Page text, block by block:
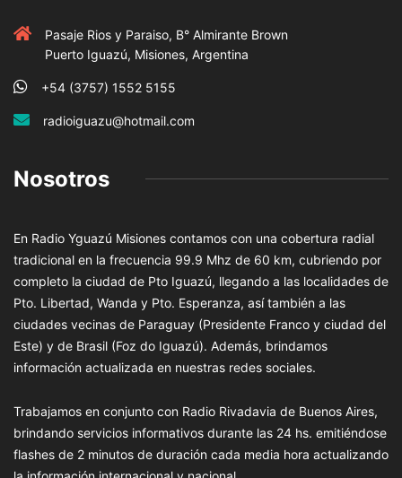
Pasaje Rios y Paraiso, B° Almirante Brown
Puerto Iguazú, Misiones, Argentina
+54 (3757) 1552 5155
radioiguazu@hotmail.com
Nosotros
En Radio Yguazú Misiones contamos con una cobertura radial
tradicional en la frecuencia 99.9 Mhz de 60 km, cubriendo por
completo la ciudad de Pto Iguazú, llegando a las localidades de
Pto. Libertad, Wanda y Pto. Esperanza, así también a las
ciudades vecinas de Paraguay (Presidente Franco y ciudad del
Este) y de Brasil (Foz do Iguazú). Además, brindamos
información actualizada en nuestras redes sociales.
Trabajamos en conjunto con Radio Rivadavia de Buenos Aires,
brindando servicios informativos durante las 24 hs. emitiéndose
flashes de 2 minutos de duración cada media hora actualizando